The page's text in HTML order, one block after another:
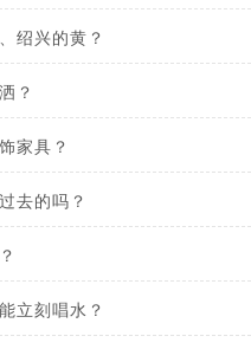
绍兴的黄？
？
家具？
去的吗？
立刻唱水？